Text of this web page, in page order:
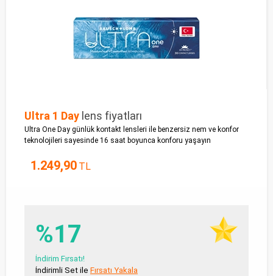
Ultra 1 Day lens fiyatları
Ultra One Day günlük kontakt lensleri ile benzersiz nem ve konfor
teknolojileri sayesinde 16 saat boyunca konforu yaşayın
1.249,90 TL
%17
İndirim Fırsatı!
İndirimli Set ile Fırsatı Yakala